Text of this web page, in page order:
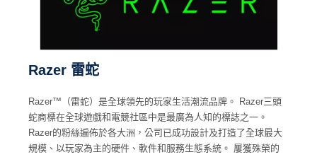
Razer 雷蛇
Razer™（雷蛇）是全球領先的玩家生活潮流品牌。 Razer三頭
蛇商標在全球遊戲和電競社區中是最廣為人知的標誌之一。
Razer的粉絲遍佈於各大洲，公司已成功設計及打造了全球最大
規模、以玩家為主的硬件、軟件和服務生態系統。 屢獲殊榮的